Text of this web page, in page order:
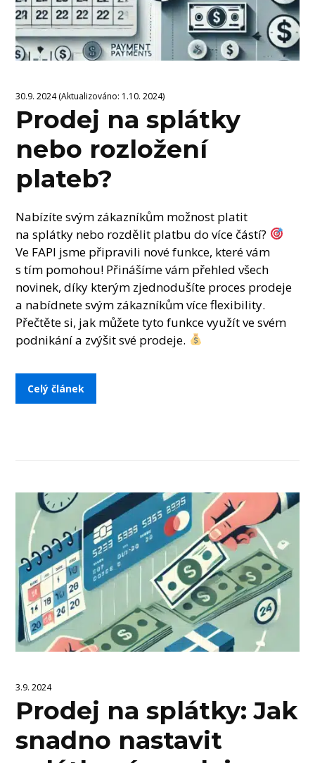
30.9. 2024 (Aktualizováno: 1.10. 2024)
Prodej na splátky
nebo rozložení
plateb?
Nabízíte svým zákazníkům možnost platit
na splátky nebo rozdělit platbu do více částí?
Ve FAPI jsme připravili nové funkce, které vám
s tím pomohou! Přinášíme vám přehled všech
novinek, díky kterým zjednodušíte proces prodeje
a nabídnete svým zákazníkům více flexibility.
Přečtěte si, jak můžete tyto funkce využít ve svém
podnikání a zvýšit své prodeje.
Celý článek
3.9. 2024
Prodej na splátky: Jak
snadno nastavit